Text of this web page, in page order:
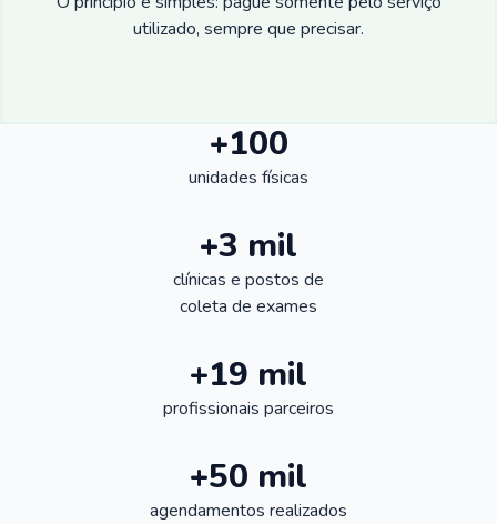
utilizado, sempre que precisar.
+100
unidades físicas
+3 mil
clínicas e postos de
coleta de exames
+19 mil
profissionais parceiros
+50 mil
agendamentos realizados